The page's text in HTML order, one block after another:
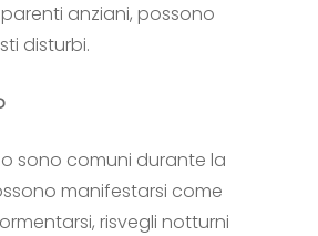
anziani, possono
disturbi.
sono comuni durante la
manifestarsi come
risvegli notturni